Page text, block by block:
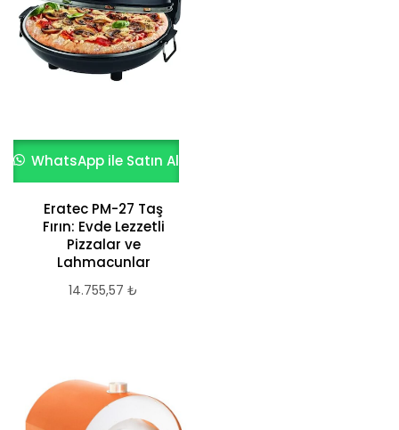
WhatsApp ile Satın Al
Eratec PM-27 Taş
Fırın: Evde Lezzetli
Pizzalar ve
Lahmacunlar
14.755,57 ₺